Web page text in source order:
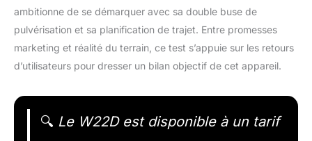
ambitionne de se démarquer avec sa double buse de
pulvérisation et sa planification de trajet. Entre promesses
marketing et réalité du terrain, ce test s’appuie sur les retours
d’utilisateurs pour dresser un bilan objectif de cet appareil.
🔍 Le W22D est disponible à un tarif